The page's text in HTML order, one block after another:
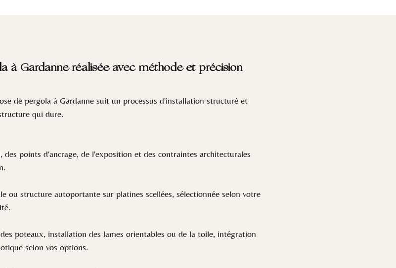
à Gardanne réalisée avec méthode et précision
de pergola à Gardanne suit un processus d'installation structuré et
qui dure.
points d'ancrage, de l'exposition et des contraintes architecturales
structure autoportante sur platines scellées, sélectionnée selon votre
poteaux, installation des lames orientables ou de la toile, intégration
selon vos options.